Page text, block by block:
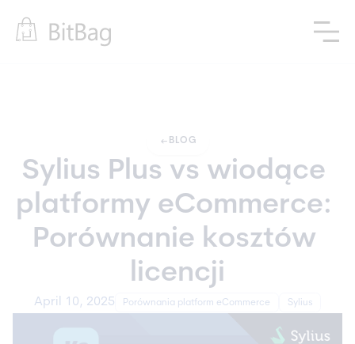
arrow_left_alt BLOG
Sylius Plus vs wiodące
platformy eCommerce:
Porównanie kosztów
licencji
April 10, 2025 Porównania platform eCommerce Sylius